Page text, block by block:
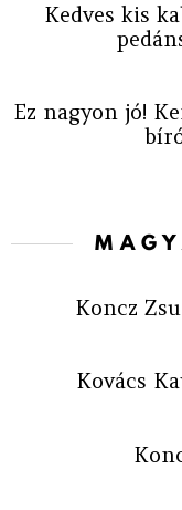
Kedves kis
Ez nagyon jó!
Koncz
Kovács